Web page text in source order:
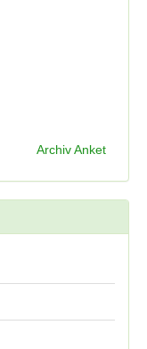
Archiv Anket